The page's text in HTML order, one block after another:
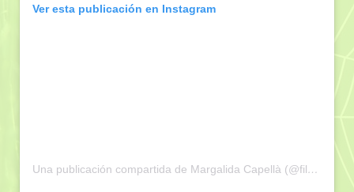
Ver esta publicación en Instagram
Una publicación compartida de Margalida Capellà (@filaracne)